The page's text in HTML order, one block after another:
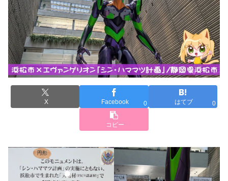
X Facebook 0 はてブ 0
コピー